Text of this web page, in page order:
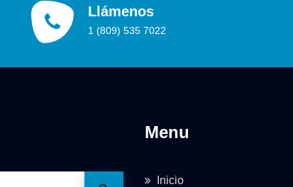
Llámenos
1 (809) 535 7022
Menu
Inicio